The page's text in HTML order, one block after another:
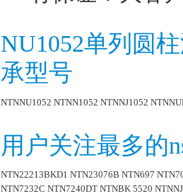
NU1052单列圆
承型号
NTNNU1052 NTNN1052 NTNNJ1052
用户关注最多的
NTN22213BKD1 NTN23076B NTN697
NTN7232C NTN7240DT NTNBK 5520